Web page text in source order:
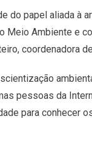
papel aliada à
Meio Ambiente
coordenadora
pessoas da
para conhecer